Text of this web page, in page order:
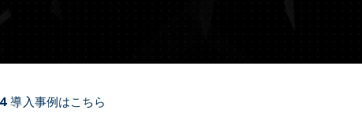
導入事例はこちら